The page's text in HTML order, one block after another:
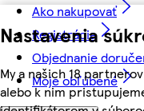
Nastavenia
My a našich 18
alebo k nim
Ako nakupovať
Registrácia
Objednanie
Moje obľúbené